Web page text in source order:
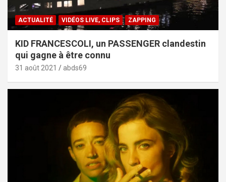
ACTUALITÉ VIDÉOS LIVE, CLIPS ZAPPING
KID FRANCESCOLI, un PASSENGER clandestin
qui gagne à être connu
31 août 2021 abds69